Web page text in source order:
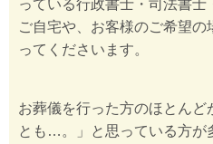
っている行政書士・司法書士
ご自宅や、お客様のご希望
ってくださいます。
お葬儀を行った方のほとんど
とも…。」と思っている方が